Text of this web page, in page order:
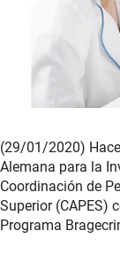
(29/01/2020)
Alemana para la
Coordinación de
Superior (CAPES)
Programa